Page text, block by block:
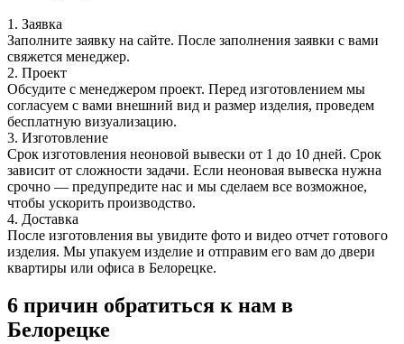
1. Заявка
Заполните заявку на сайте. После заполнения заявки с вами
свяжется менеджер.
2. Проект
Обсудите с менеджером проект. Перед изготовлением мы
согласуем с вами внешний вид и размер изделия, проведем
бесплатную визуализацию.
3. Изготовление
Срок изготовления неоновой вывески от 1 до 10 дней. Срок
зависит от сложности задачи. Если неоновая вывеска нужна
срочно — предупредите нас и мы сделаем все возможное,
чтобы ускорить производство.
4. Доставка
После изготовления вы увидите фото и видео отчет готового
изделия. Мы упакуем изделие и отправим его вам до двери
квартиры или офиса в Белорецке.
6 причин обратиться к нам в
Белорецке